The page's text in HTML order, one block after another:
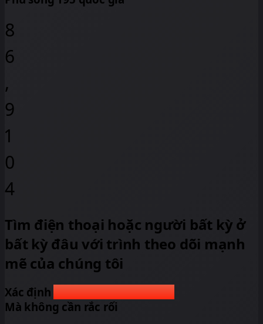
8
6
,
9
1
0
4
Tìm điện thoại hoặc người bất kỳ ở
bất kỳ đâu với trình theo dõi mạnh
mẽ của chúng tôi
Xác địnhNgười hoặc điện thoại
Người hoặc điện thoại
Mà không cần rắc rối